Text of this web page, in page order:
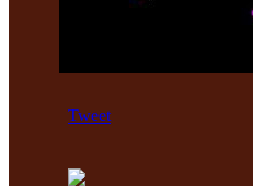
Tweet